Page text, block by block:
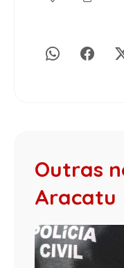
Outras
Aracatu